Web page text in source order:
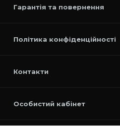
Гарантія та повернення
Політика конфіденційності
Контакти
Особистий кабінет